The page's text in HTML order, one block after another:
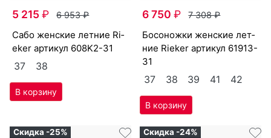
5 215₽ 6 953₽
са­бо женс­кие лет­ние Ri­
eker артикул 608K2-31
37 38
6 750₽ 7 308₽
бо­сонож­ки женс­кие лет­
ние Ri­eker артикул 61913-
31
37 38 39 41 42
Скидка -25% Скидка -24%